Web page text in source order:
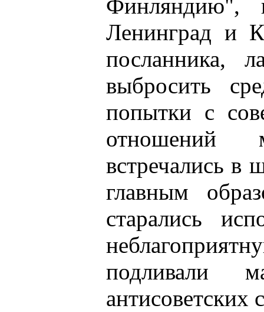
Финляндию",
Ленинград и
посланника,
выбросить
попытки с
отношений
встречались
главным
старались
подливали
антисоветских